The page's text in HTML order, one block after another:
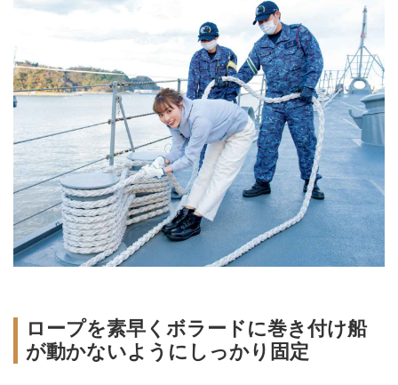
ロープを素早くボラードに巻き付け船
が動かないようにしっかり固定